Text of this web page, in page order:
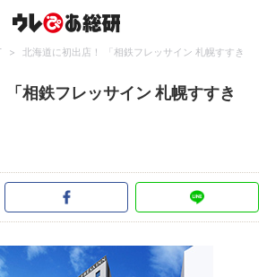
>
北海道に初出店！ 「相鉄フレッサイン 札幌すすき
相鉄フレッサイン 札幌すすき